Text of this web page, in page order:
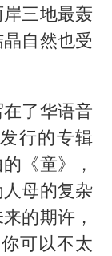
三地最轰
自然也受
了华语音
发行的专辑
《童》，
母的复杂
的期许，
可以不太